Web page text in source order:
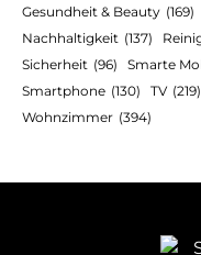
Gesundheit & Beauty (169)
Nachhaltigkeit (137)
Sicherheit (96) Smarte
Smartphone (130) TV (219)
Wohnzimmer (394)